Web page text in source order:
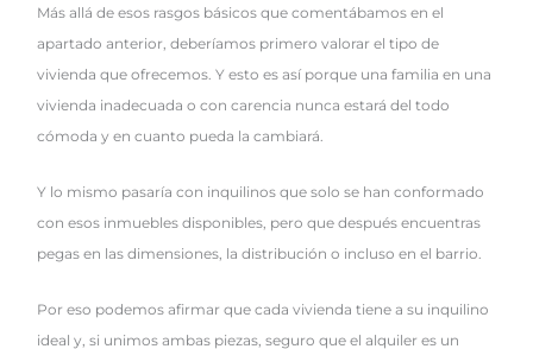
Más allá de esos rasgos básicos que comentábamos en el
apartado anterior, deberíamos primero valorar el tipo de
vivienda que ofrecemos. Y esto es así porque una familia en una
vivienda inadecuada o con carencia nunca estará del todo
cómoda y en cuanto pueda la cambiará.
Y lo mismo pasaría con inquilinos que solo se han conformado
con esos inmuebles disponibles, pero que después encuentras
pegas en las dimensiones, la distribución o incluso en el barrio.
Por eso podemos afirmar que cada vivienda tiene a su inquilino
ideal y, si unimos ambas piezas, seguro que el alquiler es un